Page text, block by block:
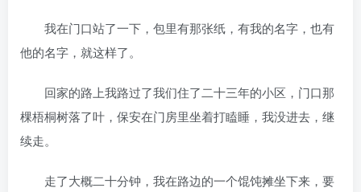
我在门口站了一下，包里有那张纸，有我的名字，也有
他的名字，就这样了。
回家的路上我路过了我们住了二十三年的小区，门口那
棵梧桐树落了叶，保安在门房里坐着打瞌睡，我没进去，继
续走。
走了大概二十分钟，我在路边的一个馄饨摊坐下来，要